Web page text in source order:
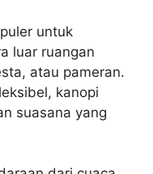
untuk
luar ruangan
atau pameran.
kanopi
suasana yang